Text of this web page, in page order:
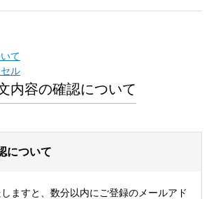
て
ル
内容の確認について
について
ますと、数分以内にご登録のメールアド